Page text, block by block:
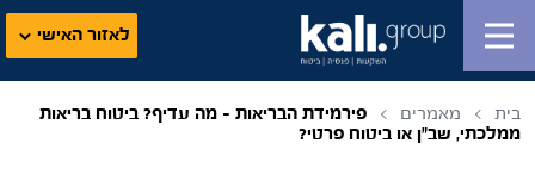
לאזור האישי
בית מאמרים
פירמידת הבריאות – מה עדיף? ביטוח בריאות
ממלכתי, שב"ן או ביטוח פרטי?